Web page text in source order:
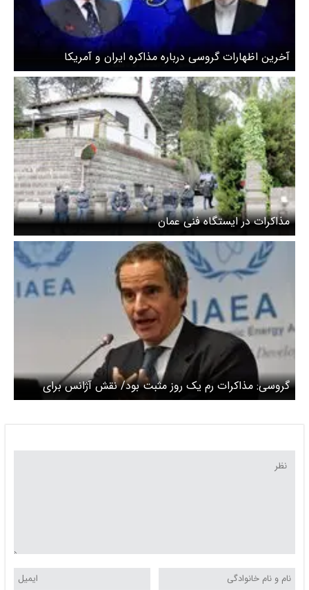
آخرین اظهارات گروسی درباره مذاکره ایران و آمریکا
مذاکرات در ایستگاه فنی عمان
گروسی: مذاکرات رم یک روز مثبت بود/ نقش آژانس برای
راستی‌آزمایی هر توافقی میان ۲ طرف تعیین‌کننده است